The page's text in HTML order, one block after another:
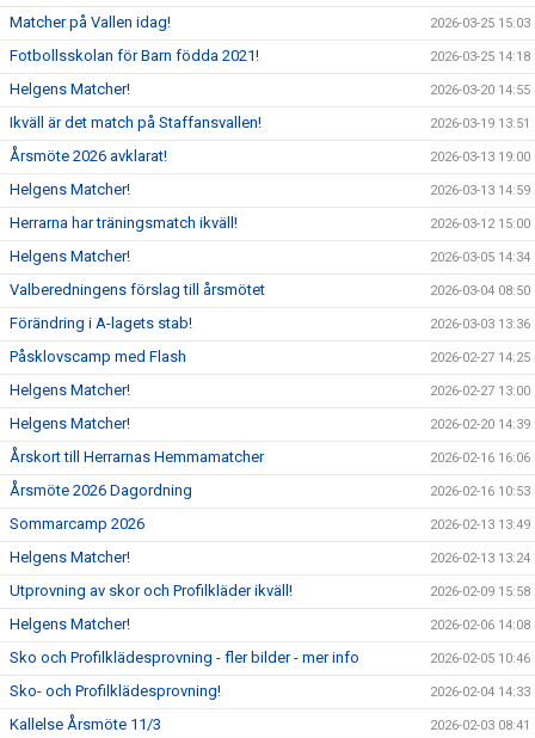
Matcher på Vallen idag! 2026-03-25 15:03
Fotbollsskolan för Barn födda 2021! 2026-03-25 14:18
Helgens Matcher! 2026-03-20 14:55
Ikväll är det match på Staffansvallen! 2026-03-19 13:51
Årsmöte 2026 avklarat! 2026-03-13 19:00
Helgens Matcher! 2026-03-13 14:59
Herrarna har träningsmatch ikväll! 2026-03-12 15:00
Helgens Matcher! 2026-03-05 14:34
Valberedningens förslag till årsmötet 2026-03-04 08:50
Förändring i A-lagets stab! 2026-03-03 13:36
Påsklovscamp med Flash 2026-02-27 14:25
Helgens Matcher! 2026-02-27 13:00
Helgens Matcher! 2026-02-20 14:39
Årskort till Herrarnas Hemmamatcher 2026-02-16 16:06
Årsmöte 2026 Dagordning 2026-02-16 10:53
Sommarcamp 2026 2026-02-13 13:49
Helgens Matcher! 2026-02-13 13:24
Utprovning av skor och Profilkläder ikväll! 2026-02-09 15:58
Helgens Matcher! 2026-02-06 14:08
Sko och Profilklädesprovning - fler bilder - mer info 2026-02-05 10:46
Sko- och Profilklädesprovning! 2026-02-04 14:33
Kallelse Årsmöte 11/3 2026-02-03 08:41